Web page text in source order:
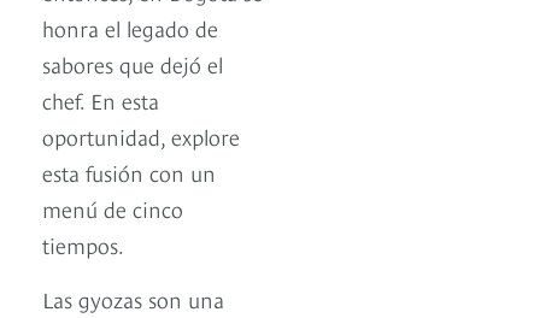
honra el legado de
sabores que dejó el
chef. En esta
oportunidad, explore
esta fusión con un
menú de cinco
tiempos.
Las gyozas son una